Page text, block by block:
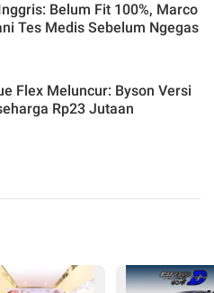
Belum Fit 100%, Marco
Tes Medis Sebelum Ngegas
Flex Meluncur: Byson Versi
Rp23 Jutaan